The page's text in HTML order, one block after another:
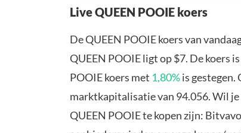
Live QUEEN POOIE koers
De QUEEN POOIE koers van
QUEEN POOIE ligt op $7. De koers
POOIE koers met 1,80%is gestegen.
marktkapitalisatie van 94.056. Wil je
QUEEN POOIE te kopen zijn: